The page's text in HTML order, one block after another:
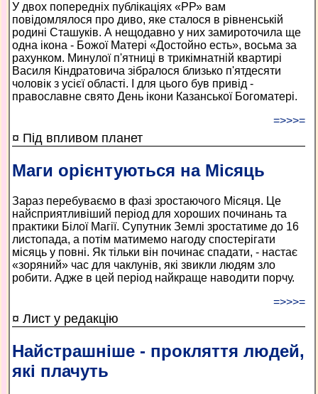
У двох попередніх публікаціях «РР» вам
повідомлялося про диво, яке сталося в рівненській
родині Сташуків. А нещодавно у них замироточила ще
одна ікона - Божої Матері «Достойно есть», восьма за
рахунком. Минулої п'ятниці в трикімнатній квартирі
Василя Кіндратовича зібралося близько п'ятдесяти
чоловік з усієї області. І для цього був привід -
православне свято День ікони Казанської Богоматері.
=>>>=
¤ Під впливом планет
Маги орієнтуються на Місяць
Зараз перебуваємо в фазі зростаючого Місяця. Це
найсприятливіший період для хороших починань та
практики Білої Магії. Супутник Землі зростатиме до 16
листопада, а потім матимемо нагоду спостерігати
місяць у повні. Як тільки він починає спадати, - настає
«зоряний» час для чаклунів, які звикли людям зло
робити. Адже в цей період найкраще наводити порчу.
=>>>=
¤ Лист у редакцію
Найстрашніше - прокляття людей,
які плачуть